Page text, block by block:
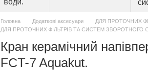
води.
Головна Додаткові аксесуари
ДЛЯ ПРОТОЧНИХ
ДЛЯ ПРОТОЧНИХ ФІЛЬТРІВ ТА СИСТЕМ ЗВОРОТНОГО
Кран керамічний
FCT-7 Aquakut.